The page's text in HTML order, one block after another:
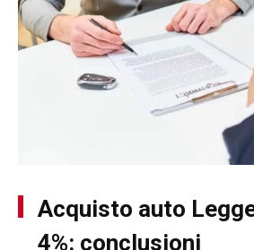
Acquisto auto
4%: conclusioni